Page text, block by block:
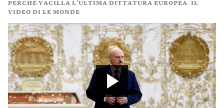
PERCHÉ VACILLA L’ULTIMA DITTATURA EUROPEA. IL
VIDEO DI LE MONDE